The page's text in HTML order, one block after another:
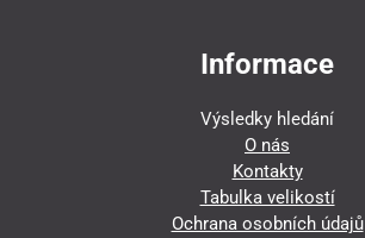
Informace
Výsledky hledání
O nás
Kontakty
Tabulka velikostí
Ochrana osobních údajů